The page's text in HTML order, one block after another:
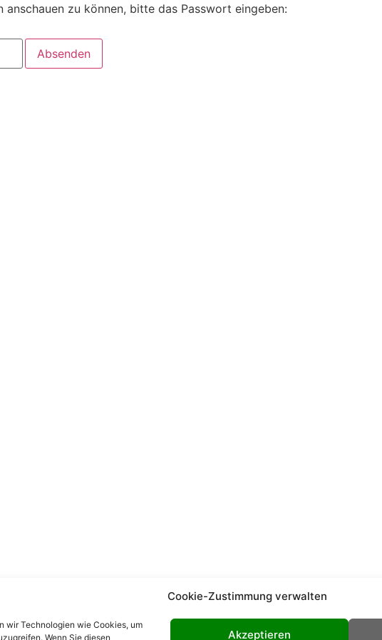
Cookie-Zustimmung verwalten
wir Technologien wie Cookies, um
Wenn Sie diesen
Akzeptieren
zu können, bitte das Passwort eingeben: